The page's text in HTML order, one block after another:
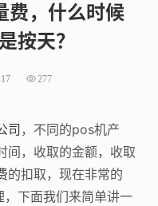
费，什么时候
按天？
277
司 ，不同的pos机产
间，收取的金额，收取
的扣取，现在非常的
下面我们来简单讲一